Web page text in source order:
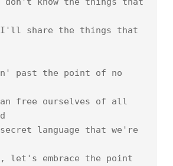
I'll share the things that
past the point of no
free ourselves of all
language that we're
let's embrace the point